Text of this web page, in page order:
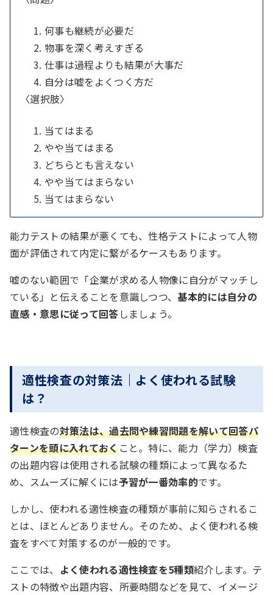
問題で示された語句と同じ用法のものを、選択肢か
ら選ぶ。
最初に示された文章の下線部の意味と、最も近
い意味で使われているものを選択肢から選びな
さい。
例）お目が高い
ア、目が悪い
イ、見た目が良くない
オ、人目を引く
文の並び替え
次のア～オの文を意味が通るように並び替えた
とき、アの次にくる文を選びなさい。
ア、特に帰宅時や調理の前後、食事前な
ど、こまめに手を洗うのが望ましい。
イ、感染症対策には、日頃からの対策が有
効的だ。
ウ、その際は石鹸を使い、手のひら・手の
甲はもちろん、指の間から手首まで洗うの
がポイントだ。
集合
グループ分けのなかから、設問で聞かれている条件
に合う人数などを導き出す問題。
例）大学生100人を対象に、アルバイトに関す
るアンケートをとった。その結果、Aでのアル
バイト経験者が60人、Bでのアルバイト経験者
が20人いた。アルバイト経験が無いと答えた学
生は30人いた。このとき、A・Bどちらでもア
ある事柄が起こる確率を計算して求める問題。
表の読み取り
提示された表から情報を読み取り、問題文で指定さ
れた数値を計算する問題。
例）通勤時間について社内アンケートをとった
ところ、次の表のような結果が得られた。通勤
時間が1時間以上の社員は全体の何%か？
資料の読み取り
何事も継続が必要だ
物事を深く考えすぎる
仕事は過程よりも結果が大事だ
自分は嘘をよくつく方だ
〈選択肢〉
当てはまる
やや当てはまる
どちらとも言えない
やや当てはまらない
当てはまらない
能力テストの結果が悪くても、性格テストによって人物
面が評価されて内定に繋がるケースもあります。
嘘のない範囲で「企業が求める人物像に自分がマッチし
ている」と伝えることを意識しつつ、基本的には自分の
直感・意思に従って回答しましょう。
適性検査の対策法｜よく使われる試験
は？
適性検査の対策法は、過去問や練習問題を解いて回答パ
ターンを頭に入れておくこと。特に、能力（学力）検査
の出題内容は使用される試験の種類によって異なるた
め、スムーズに解くには予習が一番効率的です。
しかし、使われる適性検査の種類が事前に知らされるこ
とは、ほとんどありません。そのため、よく使われる検
査をすべて対策するのが一般的です。
ここでは、 よく使われる適性検査を5種類紹介します。テ
ストの特徴や出題内容、所要時間などを見て、イメージ